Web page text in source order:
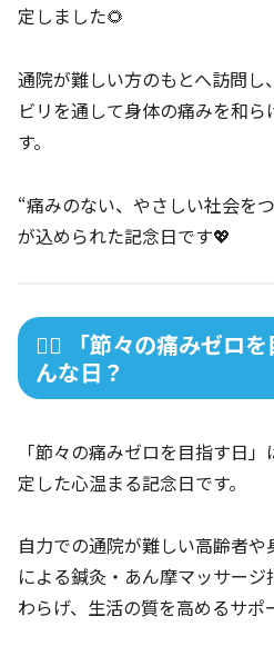
定しました🌻
通院が難しい方のもとへ訪問
ビリを通して身体の痛みを和
す。
“痛みのない、やさしい社会
が込められた記念日です💖
💆‍♀️ 「節々の痛みゼロ
んな日？
「節々の痛みゼロを目指す日
定した心温まる記念日です。
自力での通院が難しい高齢者
による鍼灸・あん摩マッサー
わらげ、生活の質を高めるサポ